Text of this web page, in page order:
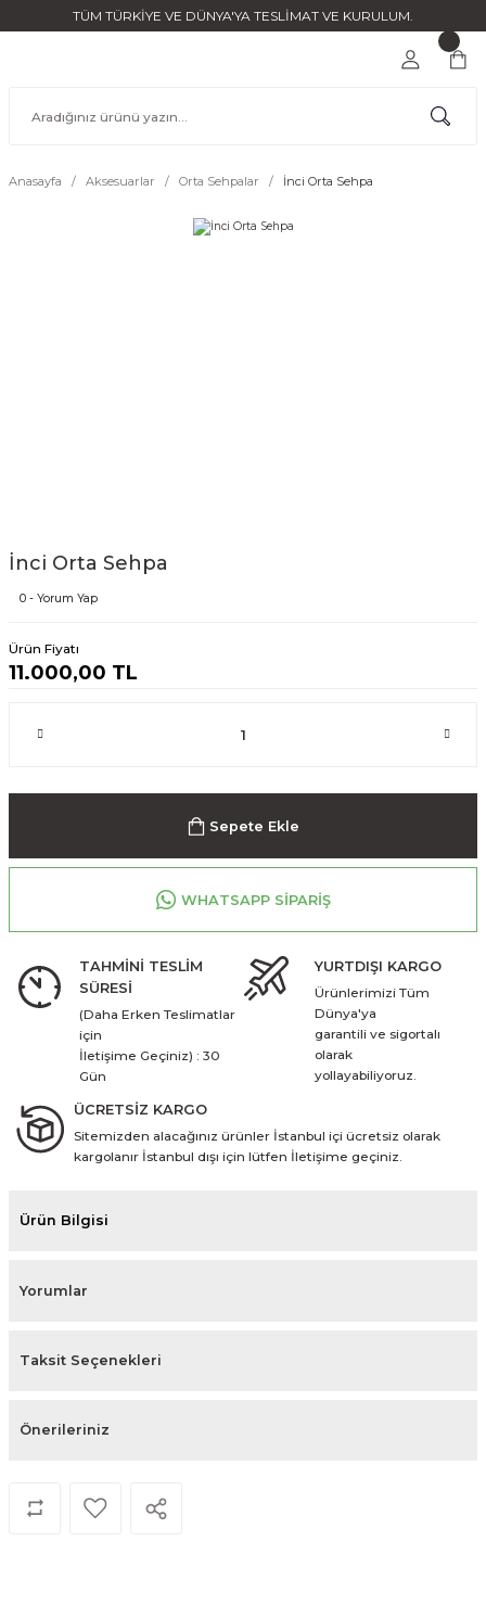
TÜM TÜRKİYE VE DÜNYA'YA TESLİMAT VE KURULUM.
Anasayfa Aksesuarlar Orta Sehpalar İnci Orta Sehpa
İnci Orta Sehpa
0 - Yorum Yap
Ürün Fiyatı
11.000,00 TL
Sepete Ekle
WHATSAPP SİPARİŞ
TAHMİNİ TESLİM
SÜRESİ
(Daha Erken Teslimatlar
için
İletişime Geçiniz) : 30
Gün
YURTDIŞI KARGO
Ürünlerimizi Tüm
Dünya'ya
garantili ve sigortalı
olarak
yollayabiliyoruz.
ÜCRETSİZ KARGO
Sitemizden alacağınız ürünler İstanbul içi ücretsiz olarak
kargolanır İstanbul dışı için lütfen İletişime geçiniz.
Ürün Bilgisi
Yorumlar
Taksit Seçenekleri
Önerileriniz